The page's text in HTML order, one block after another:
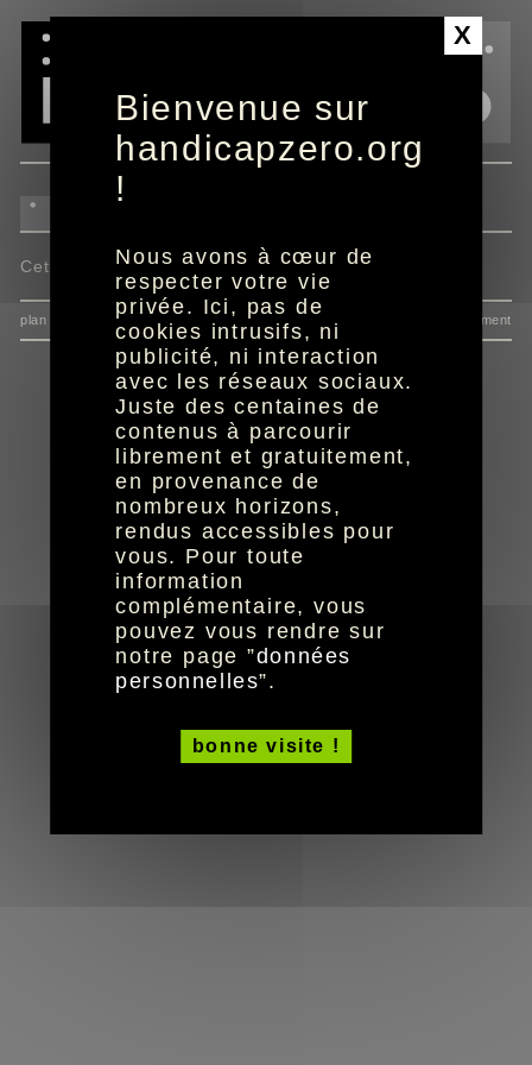
Cette actualité n'est pas disponible.
plan du site données personnelles consentement
© HandiCaPZéro -réalisation aYaline
X
Bienvenue sur
handicapzero.org
!
Nous avons à cœur de
respecter votre vie
privée. Ici, pas de
cookies intrusifs, ni
publicité, ni interaction
avec les réseaux sociaux.
Juste des centaines de
contenus à parcourir
librement et gratuitement,
en provenance de
nombreux horizons,
rendus accessibles pour
vous. Pour toute
information
complémentaire, vous
pouvez vous rendre sur
notre page ”données
personnelles”.
bonne visite !